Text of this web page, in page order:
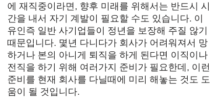
에 재직중이라면, 향후 미래를 위해서는 반드시 시
간을 내서 자기 계발이 필요할 수도 있습니다. 이
유인즉 일반 사기업들이 정년을 보장해 주질 않기
때문입니다. 몇년 다니다가 회사가 어려워져서 망
하거나 본의 아니게 퇴직을 하게 된다면 이직이나
전직을 하기 위해 여러가지 준비가 필요한데, 이런
준비를 현재 회사를 다닐때에 미리 해놓는 것도 도
움이 될 것입니다.